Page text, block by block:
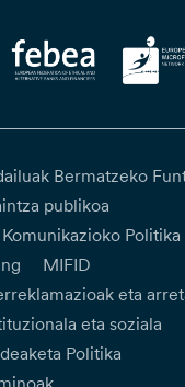
Bermatzeko
publikoa
Politika
MIFID
eta
eta soziala
Politika